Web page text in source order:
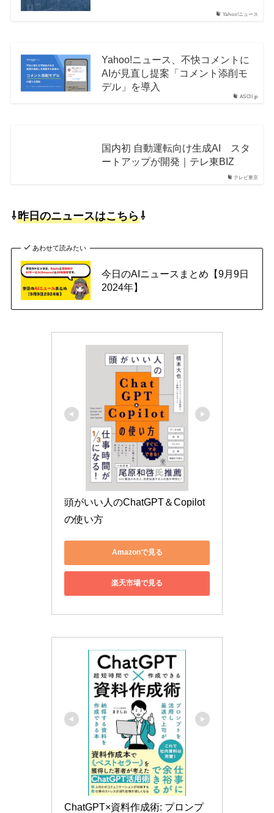
Yahoo!ニュース
ASCII.jp
Yahoo!ニュース、不快コメントに
AIが見直し提案「コメント添削モ
デル」を導入
テレビ東京
国内初 自動運転向け生成AI スタ
ートアップが開発｜テレ東BIZ
⇩昨日のニュースはこちら⇩
あわせて読みたい
今日のAIニュースまとめ【9月9日
2024年】
頭がいい人のChatGPT＆Copilot
の使い方
Amazonで見る
楽天市場で見る
ChatGPT×資料作成術: プロンプ